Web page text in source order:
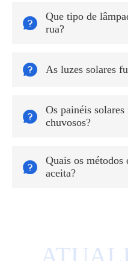

Que tipo de
rua?
 As luzes solares

Os painéis
chuvosos?

Quais os métodos
aceita?